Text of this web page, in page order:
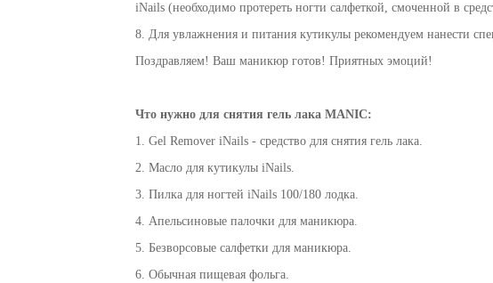
iNails (необходимо протереть ногти салфеткой, смоченной в
8. Для увлажнения и питания кутикулы рекомендуем нанести
Поздравляем! Ваш маникюр готов! Приятных эмоций!
Что нужно для снятия гель лака MANIC:
1. Gel Remover iNails - средство для снятия гель лака.
2. Масло для кутикулы iNails.
3. Пилка для ногтей iNails 100/180 лодка.
4. Апельсиновые палочки для маникюра.
5. Безворсовые салфетки для маникюра.
6. Обычная пищевая фольга.